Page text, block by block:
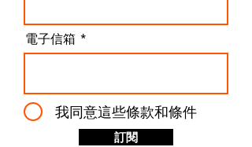
電子信箱
我同意這些條款和條件
訂閱